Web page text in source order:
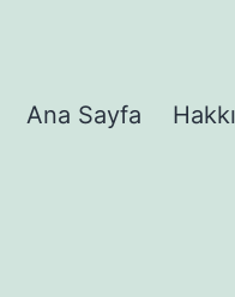
Ana Sayfa